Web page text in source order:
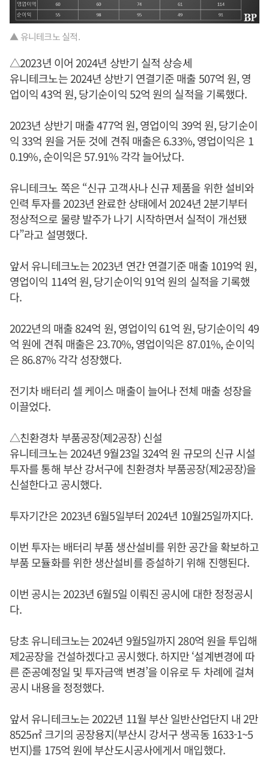
▲ 유니테크노 실적.
△2023년 이어 2024년 상반기 실적 상승세
유니테크노는 2024년 상반기 연결기준 매출 507억 원, 영
업이익 43억 원, 당기순이익 52억 원의 실적을 기록했다.
2023년 상반기 매출 477억 원, 영업이익 39억 원, 당기순이
익 33억 원을 거둔 것에 견줘 매출은 6.33%, 영업이익은 1
0.19%, 순이익은 57.91% 각각 늘어났다.
유니테크노 쪽은 “신규 고객사나 신규 제품을 위한 설비와
인력 투자를 2023년 완료한 상태에서 2024년 2분기부터
정상적으로 물량 발주가 나기 시작하면서 실적이 개선됐
다”라고 설명했다.
앞서 유니테크노는 2023년 연간 연결기준 매출 1019억 원,
영업이익 114억 원, 당기순이익 91억 원의 실적을 기록했
다.
2022년의 매출 824억 원, 영업이익 61억 원, 당기순이익 49
억 원에 견줘 매출은 23.70%, 영업이익은 87.01%, 순이익
은 86.87% 각각 성장했다.
전기차 배터리 셀 케이스 매출이 늘어나 전체 매출 성장을
이끌었다.
△친환경차 부품공장(제2공장) 신설
유니테크노는 2024년 9월23일 324억 원 규모의 신규 시설
투자를 통해 부산 강서구에 친환경차 부품공장(제2공장)을
신설한다고 공시했다.
투자기간은 2023년 6월5일부터 2024년 10월25일까지다.
이번 투자는 배터리 부품 생산설비를 위한 공간을 확보하고
부품 모듈화를 위한 생산설비를 증설하기 위해 진행된다.
이번 공시는 2023년 6월5일 이뤄진 공시에 대한 정정공시
다.
당초 유니테크노는 2024년 9월5일까지 280억 원을 투입해
제2공장을 건설하겠다고 공시했다. 하지만 ‘설계변경에 따
른 준공예정일 및 투자금액 변경’을 이유로 두 차례에 걸쳐
공시 내용을 정정했다.
앞서 유니테크노는 2022년 11월 부산 일반산업단지 내 2만
8525㎡ 크기의 공장용지(부산시 강서구 생곡동 1633-1~5
번지)를 175억 원에 부산도시공사에게서 매입했다.